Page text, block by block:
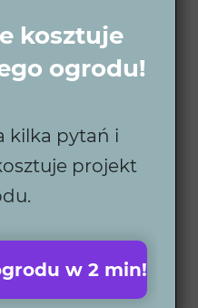
ogrody, które
jak i
jest dostosowany
a współpraca z
najwyższą
są łatwe w
kosztuje
ogrodu!
kilka pytań i
projekt
w 2 min!